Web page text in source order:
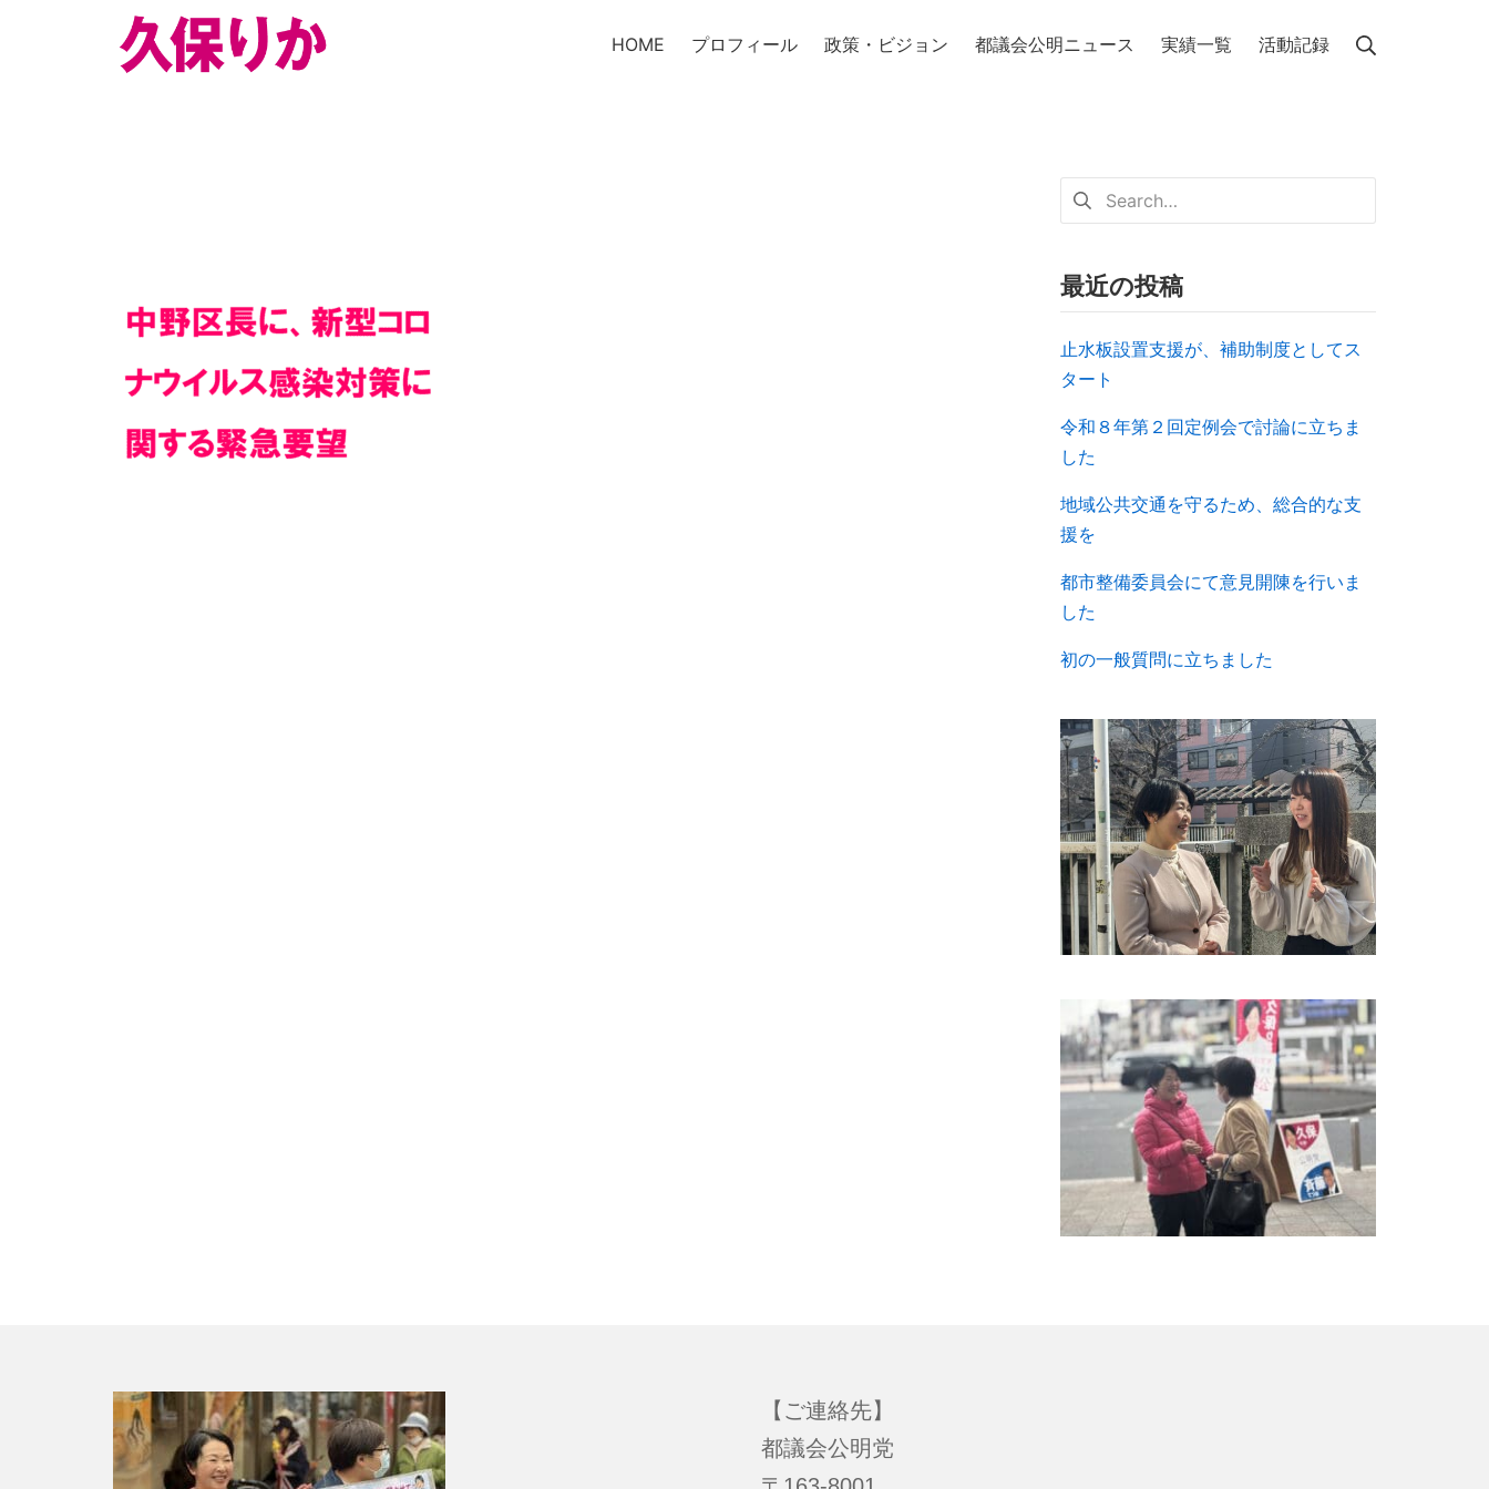
HOME プロフィール 政策・ビジョン 都議会公明ニュース 実績一覧 活動記録
最近の投稿
止水板設置支援が、補助制度としてス
タート
令和８年第２回定例会で討論に立ちま
した
地域公共交通を守るため、総合的な支
援を
都市整備委員会にて意見開陳を行いま
した
初の一般質問に立ちました
【ご連絡先】
都議会公明党